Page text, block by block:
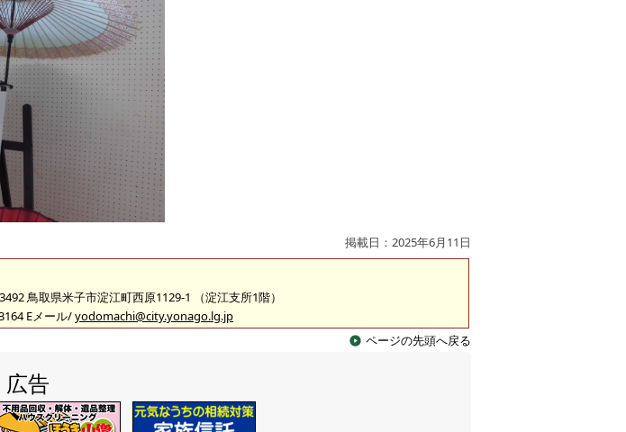
掲載日：2025年6月11日
鳥取県米子市淀江町西原1129-1 （淀江支所1階）
Eメール/yodomachi@city.yonago.lg.jp
ページの先頭へ戻る
広告